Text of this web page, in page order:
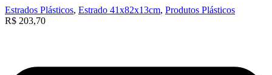
Estrados Plásticos, Estrado 41x82x13cm, Produtos Plásticos
R$ 203,70